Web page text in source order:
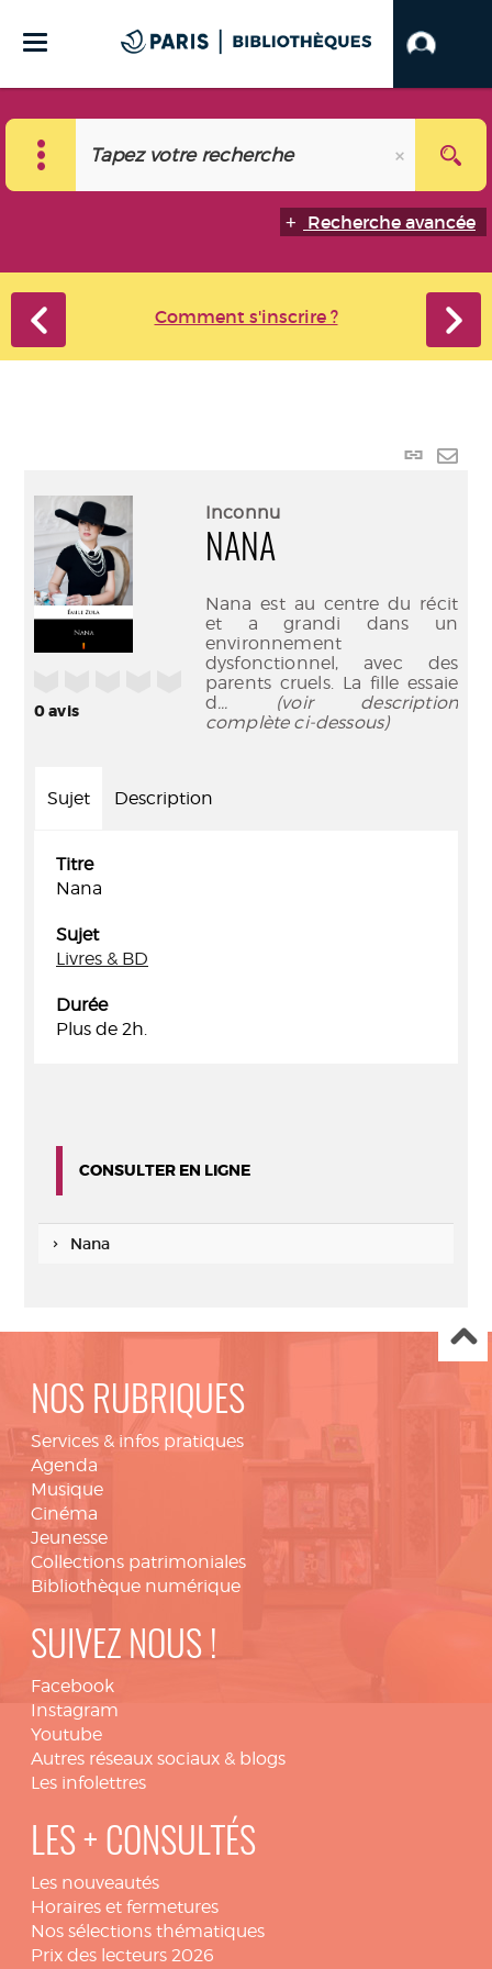
Recherche avancée
Comment s'inscrire ?
Lien
0avis
Inconnu
NANA
Nana est au centre du récit
et a grandi dans un
environnement
dysfonctionnel, avec des
parents cruels. La fille essaie
d... (voir description
complète ci-dessous)
Sujet Description
Titre
Nana
Sujet
Livres & BD
Durée
Plus de 2h.
CONSULTER EN LIGNE
Nana
NOS RUBRIQUES
Services & infos pratiques
Agenda
Musique
Cinéma
Jeunesse
Collections patrimoniales
Bibliothèque numérique
SUIVEZ NOUS !
Facebook
Instagram
Youtube
Autres réseaux sociaux & blogs
Les infolettres
LES + CONSULTÉS
Les nouveautés
Horaires et fermetures
Nos sélections thématiques
Prix des lecteurs 2026